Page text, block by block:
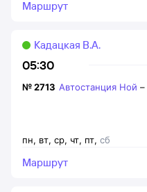
Маршрут
05:30
Кадацкая В.А.
пн, вт, ср, чт, пт, сб
№2713 Автостанция Ной –
Маршрут